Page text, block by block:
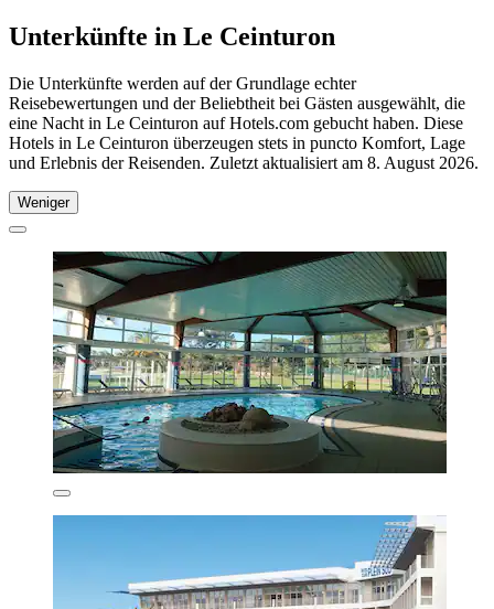
Unterkünfte in Le Ceinturon
Die Unterkünfte werden auf der Grundlage echter
Reisebewertungen und der Beliebtheit bei Gästen ausgewählt, die
eine Nacht in Le Ceinturon auf Hotels.com gebucht haben. Diese
Hotels in Le Ceinturon überzeugen stets in puncto Komfort, Lage
und Erlebnis der Reisenden. Zuletzt aktualisiert am 8. August 2026.
Weniger